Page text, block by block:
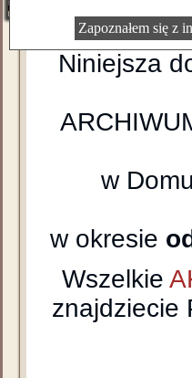
Niniejsza
w
w okresie
Wszelkie
znajdziecie
Zapoznałem się z